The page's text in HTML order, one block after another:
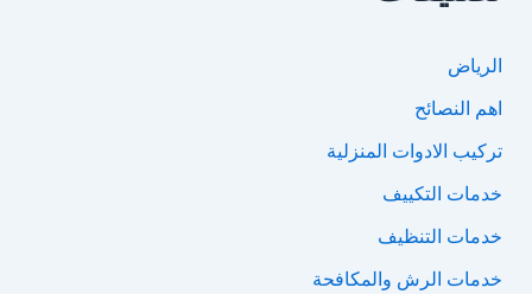
الرياض
اهم النصائح
تركيب الادوات المنزلية
خدمات التكييف
خدمات التنظيف
خدمات الرش والمكافحة